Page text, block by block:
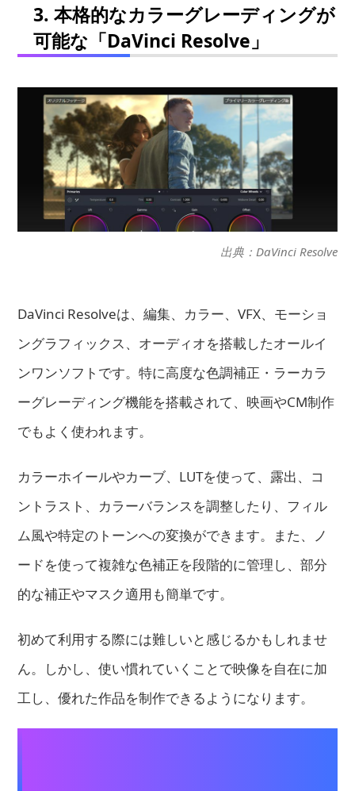
3. 本格的なカラーグレーディングが
可能な「DaVinci Resolve」
出典：DaVinci Resolve
DaVinci Resolveは、編集、カラー、VFX、モーショ
ングラフィックス、オーディオを搭載したオールイ
ンワンソフトです。特に高度な色調補正・ラーカラ
ーグレーディング機能を搭載されて、映画やCM制作
でもよく使われます。
カラーホイールやカーブ、LUTを使って、露出、コ
ントラスト、カラーバランスを調整したり、フィル
ム風や特定のトーンへの変換ができます。また、ノ
ードを使って複雑な色補正を段階的に管理し、部分
的な補正やマスク適用も簡単です。
初めて利用する際には難しいと感じるかもしれませ
ん。しかし、使い慣れていくことで映像を自在に加
工し、優れた作品を制作できるようになります。